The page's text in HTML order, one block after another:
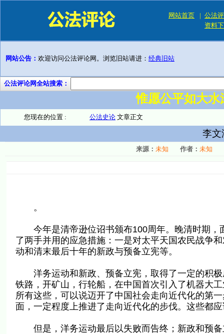
网站首页 | 公法
资料
网站公告： 欢迎访问公法评论网。浏览旧站请进： 经典旧站
公法评论网全站搜索：
惟愿公平如大
您现在的位置 : 公法史论 文章正文
李文
来源： 未知 作者： 未知
。
今年是清帝逊位诏书颁布100周年。晚清时期，
了两手并用的应急措施：一是对太平天国农民战争
动和清末最后十年的新政与预备立宪等。
洋务运动和新政、预备立宪，取得了一定的积极
铁路，开矿山，行轮船，在中国首次引入了机器大
所有这些，可以说迈开了中国社会走向近代化的第
面，一定程度上推进了走向近代化的步伐。这些都
但是，洋务运动最后以失败而告终；新政和预备